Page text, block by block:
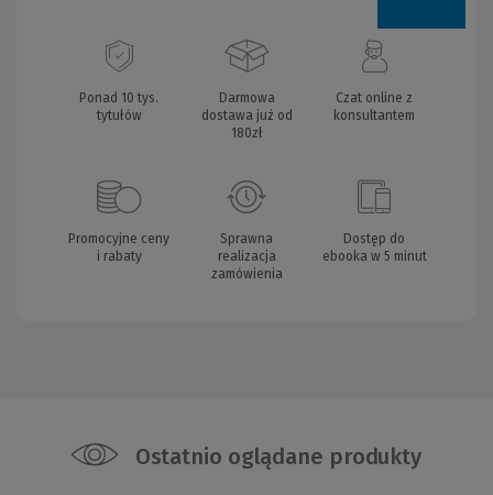
Ponad 10 tys.
tytułów
Darmowa
dostawa już od
180zł
Czat online z
konsultantem
Promocyjne ceny
i rabaty
Sprawna
realizacja
zamówienia
Dostęp do
ebooka w 5 minut
Ostatnio oglądane produkty